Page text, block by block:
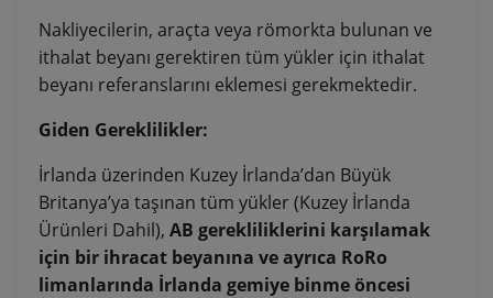
Nakliyecilerin, araçta veya römorkta bulunan ve
ithalat beyanı gerektiren tüm yükler için ithalat
beyanı referanslarını eklemesi gerekmektedir.
Giden Gereklilikler:
İrlanda üzerinden Kuzey İrlanda’dan Büyük
Britanya’ya taşınan tüm yükler (Kuzey İrlanda
Ürünleri Dahil), AB gerekliliklerini karşılamak
için bir ihracat beyanına ve ayrıca RoRo
limanlarında İrlanda gemiye binme öncesi